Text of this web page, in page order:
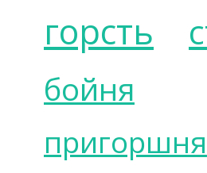
горсть
бойня
пригоршня